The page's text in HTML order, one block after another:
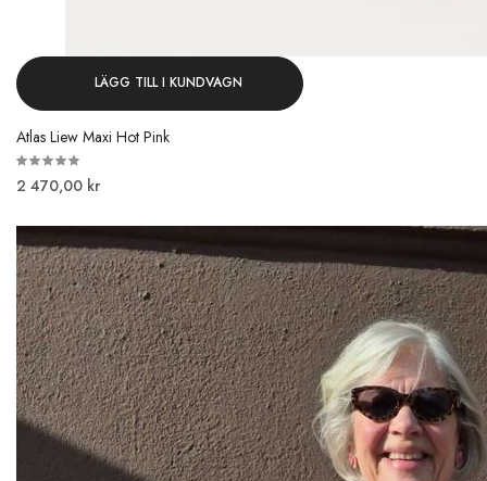
LÄGG TILL I KUNDVAGN
Atlas Liew Maxi Hot Pink
2 470,00 kr